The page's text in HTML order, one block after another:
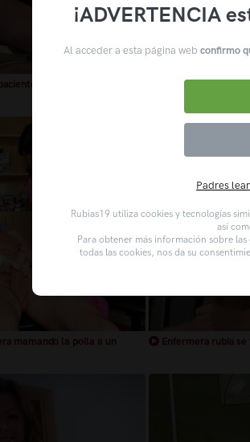
aventajado Enfermera
mamando la polla a un
Enfermera rubia se
¡ADVERTENCIA
Al acceder a esta página web confirmo
Padres
Rubias19 utiliza cookies y tecnologías
así
Para obtener más información sobre
todas las cookies, nos da su